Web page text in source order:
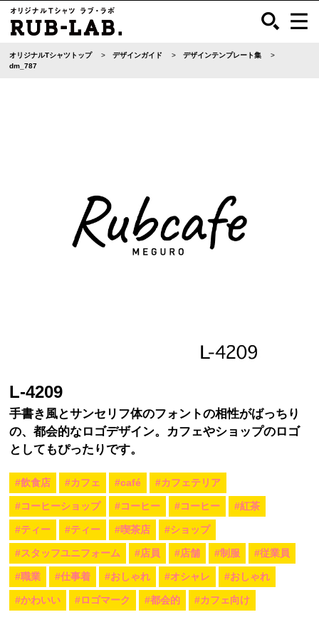
オリジナルTシャツトップ デザインガイド
デザインテンプレート集
dm_787
L-4209
手書き風とサンセリフ体のフォントの相性がばっちり
の、都会的なロゴデザイン。カフェやショップのロゴ
としてもぴったりです。
#飲食店 #カフェ #café #カフェテリア
#コーヒーショップ #コーヒー #コーヒー #紅茶
#ティー #ティー #喫茶店 #ショップ
#スタッフユニフォーム #店員 #店舗 #制服 #従業員
#職業 #仕事着 #おしゃれ #オシャレ #おしゃれ
#かわいい #ロゴマーク #都会的 #カフェ向け